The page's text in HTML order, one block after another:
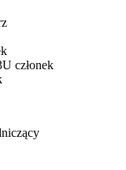
członek